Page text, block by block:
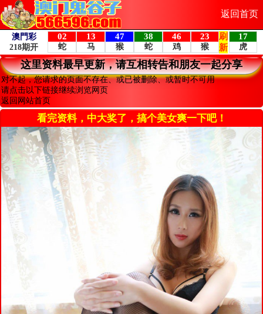
返回首页
这里资料最早更新，请互相转告和朋友一起分享
对不起，您请求的页面不存在、或已被删除、或暂时不可用
请点击以下链接继续浏览网页
返回网站首页
看完资料，中大奖了，搞个美女爽一下吧！